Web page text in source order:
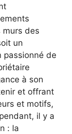
murs des
un
passionné de
à son
et offrant
et motifs,
il y a
: la